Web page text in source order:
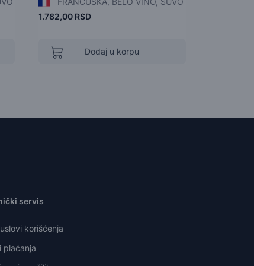
1.782,00 RSD
Dodaj u korpu
servis
korišćenja
plaćanja